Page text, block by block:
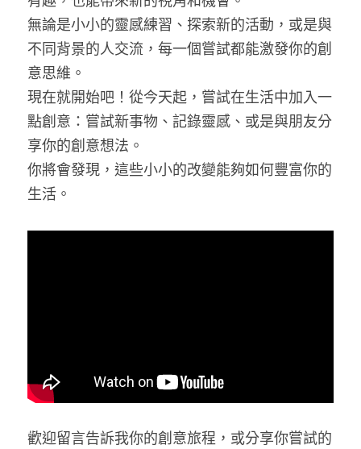
無論是小小的靈感練習、探索新的活動，或是與
不同背景的人交流，每一個嘗試都能激發你的創
意思維。
現在就開始吧！從今天起，嘗試在生活中加入一
點創意：嘗試新事物、記錄靈感、或是與朋友分
享你的創意想法。
你將會發現，這些小小的改變能夠如何豐富你的
生活。
歡迎留言告訴我你的創意旅程，或分享你嘗試的